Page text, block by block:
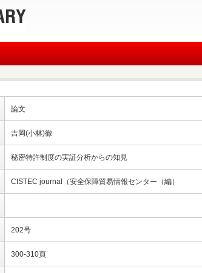
論文
吉岡(小林)徹
秘密特許制度の実証分析からの知見
CISTEC journal（安全保障貿易情報センター（編）
202号
300-310頁